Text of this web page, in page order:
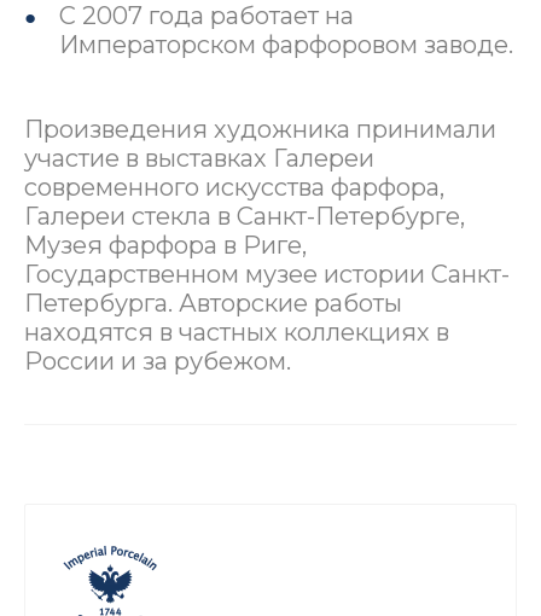
С 2007 года работает на
Императорском фарфоровом заводе.
Произведения художника принимали
участие в выставках Галереи
современного искусства фарфора,
Галереи стекла в Санкт-Петербурге,
Музея фарфора в Риге,
Государственном музее истории Санкт-
Петербурга. Авторские работы
находятся в частных коллекциях в
России и за рубежом.